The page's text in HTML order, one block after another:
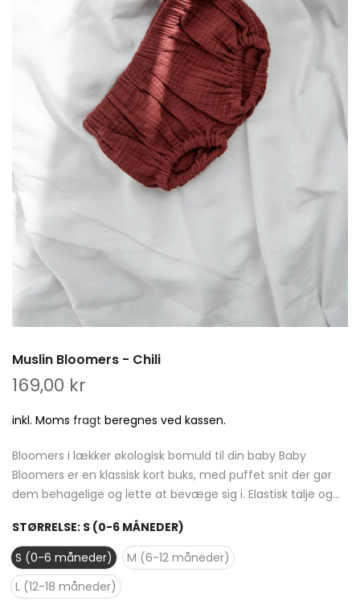
Muslin Bloomers - Chili
169,00 kr
inkl. Moms fragt beregnes ved kassen.
Bloomers i lækker økologisk bomuld til din baby Baby
Bloomers er en klassisk kort buks, med puffet snit der gør
dem behagelige og lette at bevæge sig i. Elastisk talje og...
STØRRELSE: S (0-6 MÅNEDER)
S (0-6 måneder)
M (6-12 måneder)
L (12-18 måneder)